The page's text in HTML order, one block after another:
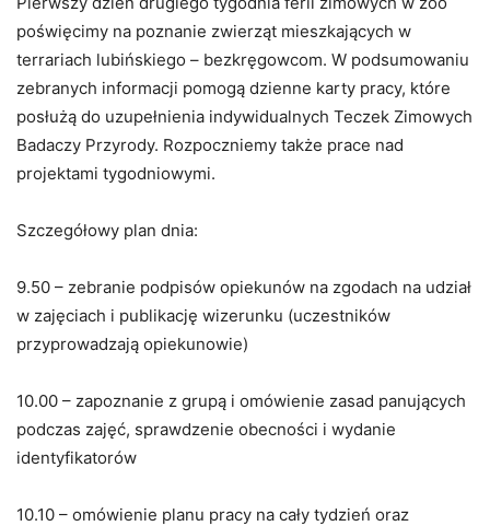
poświęcimy na poznanie zwierząt mieszkających w
terrariach lubińskiego – bezkręgowcom. W podsumowaniu
zebranych informacji pomogą dzienne karty pracy, które
posłużą do uzupełnienia indywidualnych Teczek Zimowych
Badaczy Przyrody. Rozpoczniemy także prace nad
projektami tygodniowymi.
Szczegółowy plan dnia:
9.50 – zebranie podpisów opiekunów na zgodach na udział
w zajęciach i publikację wizerunku (uczestników
przyprowadzają opiekunowie)
10.00 – zapoznanie z grupą i omówienie zasad panujących
podczas zajęć, sprawdzenie obecności i wydanie
identyfikatorów
10.10 – omówienie planu pracy na cały tydzień oraz